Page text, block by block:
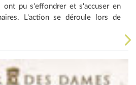
ont pu s'effondrer et s'accuser en
L'action se déroule lors de